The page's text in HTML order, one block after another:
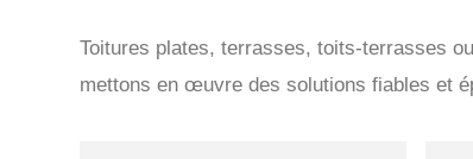
Toitures plates, terrasses, toits-terrasses
mettons en œuvre des solutions fiables et